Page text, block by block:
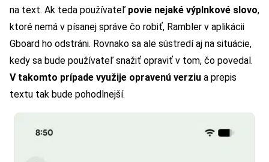
na text. Ak teda používateľ povie nejaké výplnkové slovo,
ktoré nemá v písanej správe čo robiť, Rambler v aplikácii
Gboard ho odstráni. Rovnako sa ale sústredí aj na situácie,
kedy sa bude používateľ snažiť opraviť v tom, čo povedal.
V takomto prípade využije opravenú verziu a prepis
textu tak bude pohodlnejší.